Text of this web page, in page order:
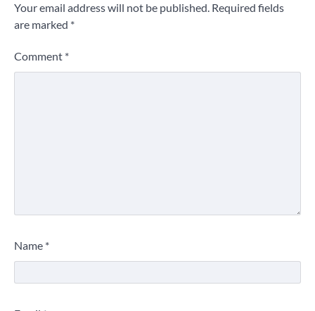
Your email address will not be published. Required fields
are marked *
Comment *
Name *